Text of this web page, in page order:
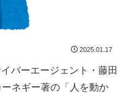
2025.01.17
バーエージェント・藤田
ネギー著の「人を動か